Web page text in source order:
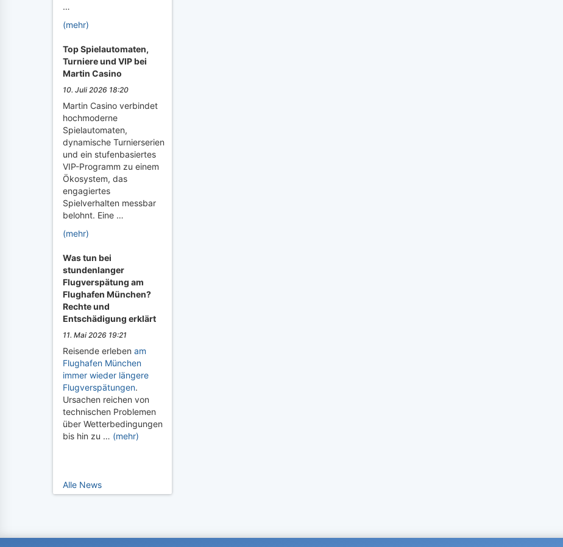
…
(mehr)
Top Spielautomaten,
Turniere und VIP bei
Martin Casino
10. Juli 2026 18:20
Martin Casino verbindet
hochmoderne
Spielautomaten,
dynamische Turnierserien
und ein stufenbasiertes
VIP-Programm zu einem
Ökosystem, das
engagiertes
Spielverhalten messbar
belohnt. Eine …
(mehr)
Was tun bei
stundenlanger
Flugverspätung am
Flughafen München?
Rechte und
Entschädigung erklärt
11. Mai 2026 19:21
Reisende erleben am
Flughafen München
immer wieder längere
Flugverspätungen.
Ursachen reichen von
technischen Problemen
über Wetterbedingungen
bis hin zu … (mehr)
Alle News